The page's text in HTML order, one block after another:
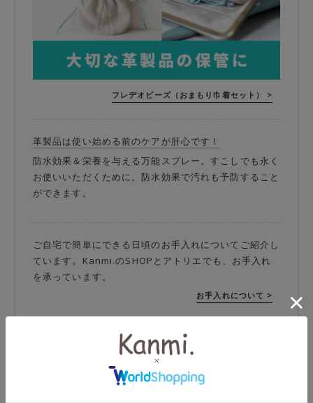
フレデオビーズ（おまもり巾着セット） >
革製品は使い始める前のケアが肝心です！
防水効果＆栄養を与える万能スプレー。すこしでも永く
お使いいただくために。防水効果で汚れも予防すること
ができます。
ご自宅で簡単にできる日頃のお手入れについてご紹介し
ています。Kanmi.のSHOPとアトリエでも、お手入れ
を承っています。
お手入れについて >
修理やカスタマイズも承っております。オンラインスト
ア会員さま限定のKanmi.安心サービスもございます。
修理・カスタマイズについて >